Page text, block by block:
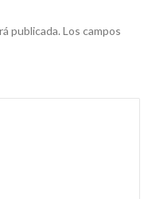
publicada. Los campos